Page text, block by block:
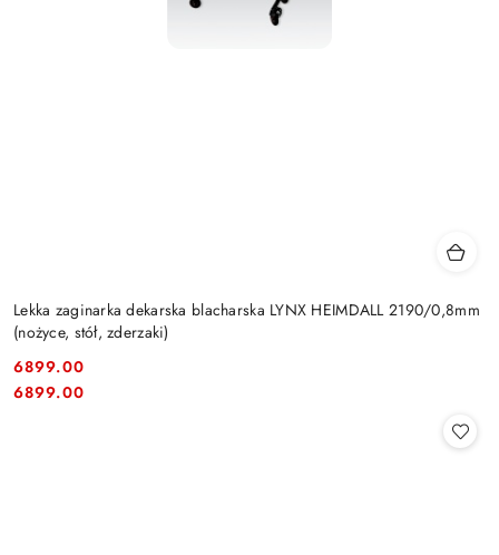
Lekka zaginarka dekarska blacharska LYNX HEIMDALL 2190/0,8mm
(nożyce, stół, zderzaki)
Cena:
6899.00
Cena:
6899.00